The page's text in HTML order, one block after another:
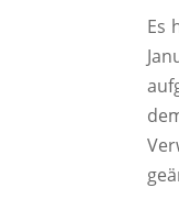
Es